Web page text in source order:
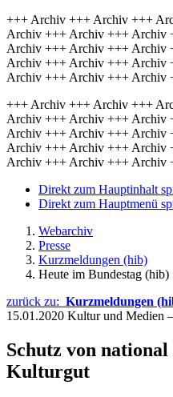
+++ Archiv +++ Archiv +++
Archiv +++ Archiv +++ Archiv
Archiv +++ Archiv +++ Archiv
Archiv +++ Archiv +++ Archiv
Archiv +++ Archiv +++ Archiv
+++ Archiv +++ Archiv +++
Archiv +++ Archiv +++ Archiv
Archiv +++ Archiv +++ Archiv
Archiv +++ Archiv +++ Archiv
Archiv +++ Archiv +++ Archiv
Direkt zum Hauptinhalt
Direkt zum Hauptmenü
Webarchiv
Presse
Kurzmeldungen (hib)
Heute im Bundestag (hib)
zurück zu: Kurzmeldungen
15.01.2020 Kultur und
Schutz von
Kulturgut